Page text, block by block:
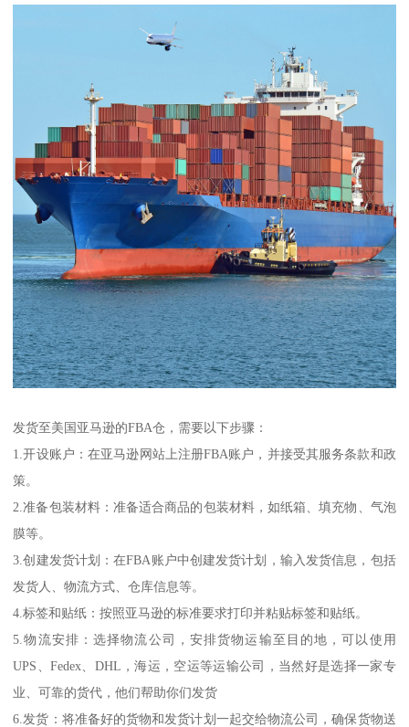
发货至美国亚马逊的FBA仓，需要以下步骤：
1.开设账户：在亚马逊网站上注册FBA账户，并接受其服务条款和政
策。
2.准备包装材料：准备适合商品的包装材料，如纸箱、填充物、气泡
膜等。
3.创建发货计划：在FBA账户中创建发货计划，输入发货信息，包括
发货人、物流方式、仓库信息等。
4.标签和贴纸：按照亚马逊的标准要求打印并粘贴标签和贴纸。
5.物流安排：选择物流公司，安排货物运输至目的地，可以使用
UPS、Fedex、DHL，海运，空运等运输公司，当然好是选择一家专
业、可靠的货代，他们帮助你们发货
6.发货：将准备好的货物和发货计划一起交给物流公司，确保货物送